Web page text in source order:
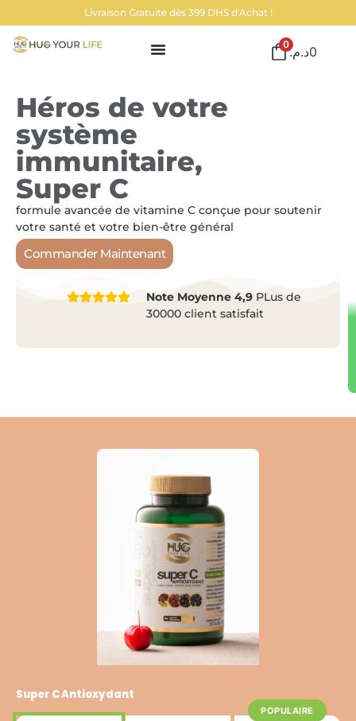
Livraison Gratuite dès 399 DHS d'Achat !
0 0د.م.
Héros de votre
système
immunitaire,
Super C
formule avancée de vitamine C conçue pour soutenir
votre santé et votre bien-être général
Commander Maintenant
Note Moyenne 4,9 PLus de
30000 client satisfait
Super C Antioxydant
POPULAIRE